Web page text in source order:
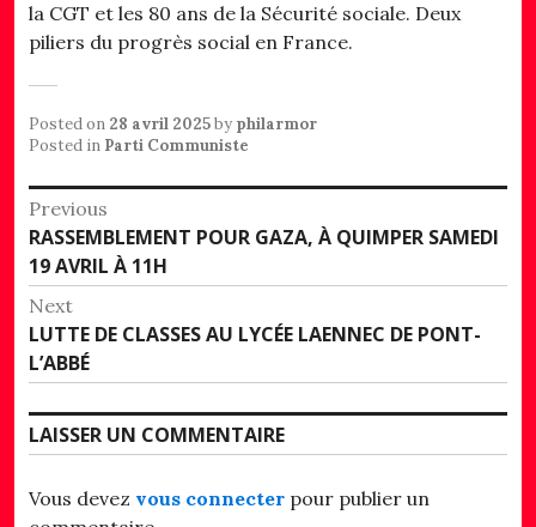
la CGT et les 80 ans de la Sécurité sociale. Deux
piliers du progrès social en France.
Posted on 28 avril 2025by philarmor
Posted in Parti Communiste
Navigation
de
l’article
Previous
Previous
post:
RASSEMBLEMENT POUR GAZA, À QUIMPER SAMEDI
19 AVRIL À 11H
Next
Next
post:
LUTTE DE CLASSES AU LYCÉE LAENNEC DE PONT-
L’ABBÉ
LAISSER UN COMMENTAIRE
Vous devez vous connecter pour publier un